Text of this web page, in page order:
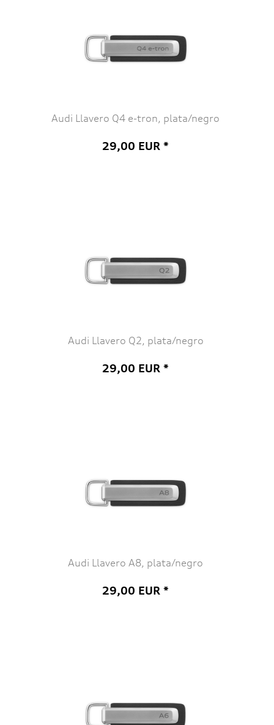
Audi Llavero Q4 e-tron, plata/negro
29,00 EUR *
Audi Llavero Q2, plata/negro
29,00 EUR *
Audi Llavero A8, plata/negro
29,00 EUR *